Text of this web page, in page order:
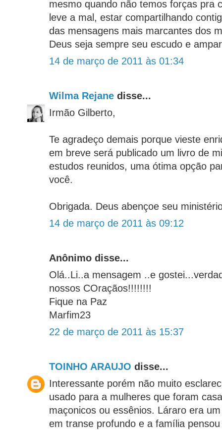
mesmo quando não temos forças pra
leve a mal, estar compartilhando
das mensagens mais marcantes dos
Deus seja sempre seu escudo e
14 de março de 2011 às 01:34
Wilma Rejane disse...
Irmão Gilberto,
Te agradeço demais porque vieste
em breve será publicado um livro de
estudos reunidos, uma ótima opção
você.
Obrigada. Deus abençoe seu
14 de março de 2011 às 09:12
Anônimo disse...
Olá..Li..a mensagem ..e
nossos COraçãos!!!!!!!!
Fique na Paz
Marfim23
22 de março de 2011 às 15:37
TOINHO ARAUJO disse...
Interessante porém não muito
usado para a mulheres que foram
maçonicos ou essênios. Láraro era
em transe profundo e a família